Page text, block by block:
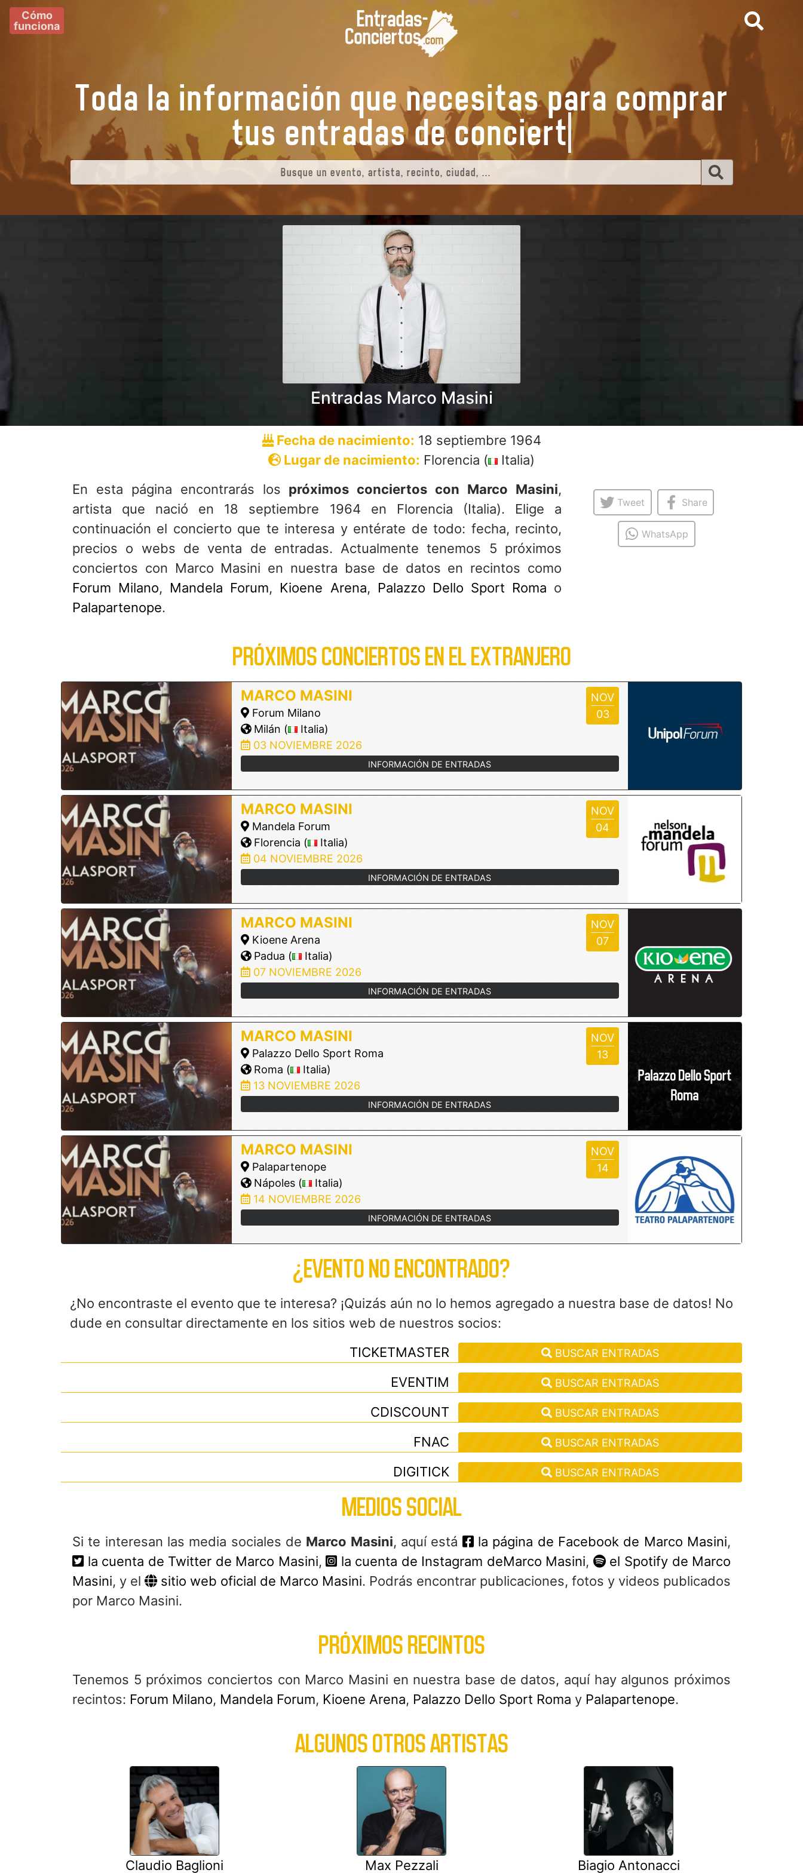
Cómo
funciona
Toda la información que necesitas para comprar
tus entradas de
Entradas Marco Masini
Fecha de nacimiento: 18 septiembre 1964
Lugar de nacimiento: Florencia (
Italia)
En esta página encontrarás los próximos conciertos con Marco Masini,
artista que nació en 18 septiembre 1964 en Florencia (Italia). Elige a
continuación el concierto que te interesa y entérate de todo: fecha, recinto,
precios o webs de venta de entradas. Actualmente tenemos 5 próximos
conciertos con Marco Masini en nuestra base de datos en recintos como
Forum Milano, Mandela Forum, Kioene Arena, Palazzo Dello Sport Roma o
Palapartenope.
Tweet Share
WhatsApp
PRÓXIMOS CONCIERTOS EN EL EXTRANJERO
NOV
03
MARCO MASINI
Forum Milano
Milán (
Italia)
03 NOVIEMBRE 2026
INFORMACIÓN DE ENTRADAS
NOV
04
MARCO MASINI
Mandela Forum
Florencia (
Italia)
04 NOVIEMBRE 2026
INFORMACIÓN DE ENTRADAS
NOV
07
MARCO MASINI
Kioene Arena
Padua (
Italia)
07 NOVIEMBRE 2026
INFORMACIÓN DE ENTRADAS
NOV
13
MARCO MASINI
Palazzo Dello Sport Roma
Roma (
Italia)
13 NOVIEMBRE 2026
INFORMACIÓN DE ENTRADAS
NOV
14
MARCO MASINI
Palapartenope
Nápoles (
Italia)
14 NOVIEMBRE 2026
INFORMACIÓN DE ENTRADAS
¿EVENTO NO ENCONTRADO?
¿No encontraste el evento que te interesa? ¡Quizás aún no lo hemos agregado a nuestra base de datos! No
dude en consultar directamente en los sitios web de nuestros socios:
TICKETMASTER
BUSCAR ENTRADAS
EVENTIM BUSCAR ENTRADAS
CDISCOUNT BUSCAR ENTRADAS
FNAC BUSCAR ENTRADAS
DIGITICK BUSCAR ENTRADAS
MEDIOS SOCIAL
Si te interesan las media sociales de Marco Masini, aquí está la página de Facebook de Marco Masini,
la cuenta de Twitter de Marco Masini, la cuenta de Instagram deMarco Masini,
el Spotify de Marco
Masini, y el sitio web oficial de Marco Masini. Podrás encontrar publicaciones, fotos y videos publicados
por Marco Masini.
PRÓXIMOS RECINTOS
Tenemos 5 próximos conciertos con Marco Masini en nuestra base de datos, aquí hay algunos próximos
recintos: Forum Milano, Mandela Forum, Kioene Arena, Palazzo Dello Sport Roma y Palapartenope.
ALGUNOS OTROS ARTISTAS
Claudio Baglioni Max Pezzali Biagio Antonacci